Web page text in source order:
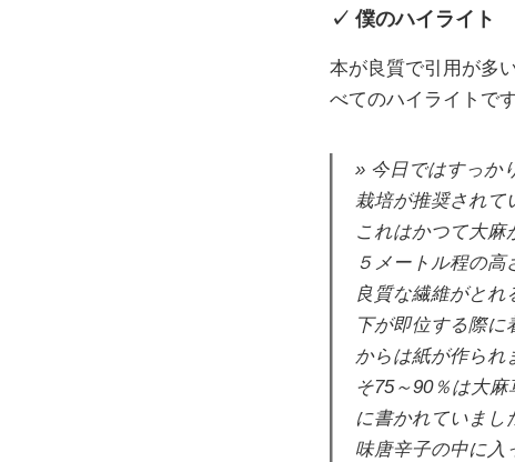
僕のハイライト
本が良質で引用が多
べてのハイライトです
今日ではすっか
栽培が推奨されて
これはかつて大麻
５メートル程の
良質な繊維がと
下が即位する際
からは紙が作られ
そ75～90％は大
に書かれていまし
味唐辛子の中に入